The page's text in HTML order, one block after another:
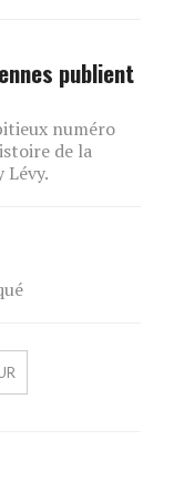
publient
numéro
de la
Lévy.